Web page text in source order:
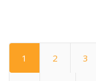
1 2 3